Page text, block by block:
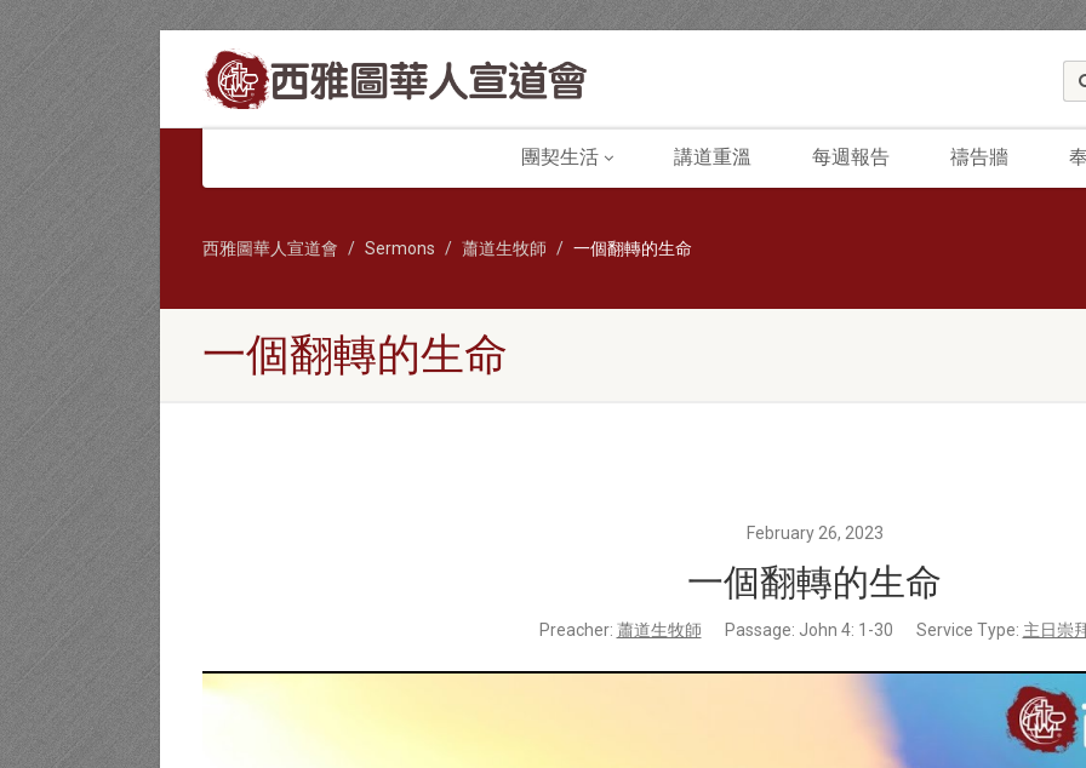
團契生活 講道重溫 每週報告 禱告牆
西雅圖華人宣道會 Sermons 蕭道生牧師 一個翻轉的生命
一個翻轉的生命
February 26, 2023
一個翻轉的生命
Preacher: 蕭道生牧師 Passage: John 4: 1-30 Service Type: 主日崇